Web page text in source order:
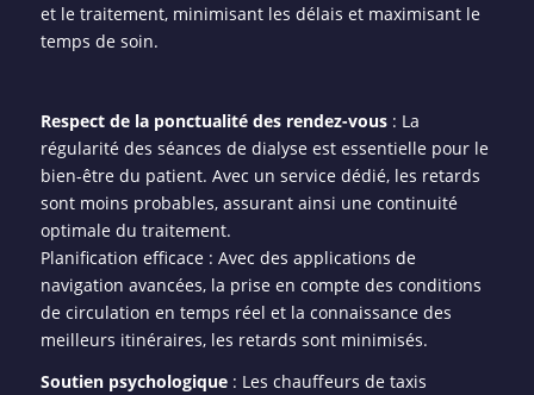
et le traitement, minimisant les délais et maximisant le
temps de soin.
Respect de la ponctualité des rendez-vous: La
régularité des séances de dialyse est essentielle pour le
bien-être du patient. Avec un service dédié, les retards
sont moins probables, assurant ainsi une continuité
optimale du traitement.
Planification efficace : Avec des applications de
navigation avancées, la prise en compte des conditions
de circulation en temps réel et la connaissance des
meilleurs itinéraires, les retards sont minimisés.
Soutien psychologique: Les chauffeurs de taxis